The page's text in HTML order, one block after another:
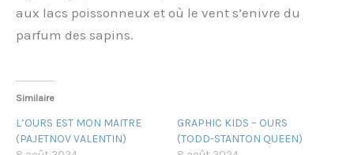
aux lacs poissonneux et où le vent s’enivre du
parfum des sapins.
Similaire
L’OURS EST MON MAITRE
(PAJETNOV VALENTIN)
GRAPHIC KIDS – OURS
(TODD-STANTON QUEEN)